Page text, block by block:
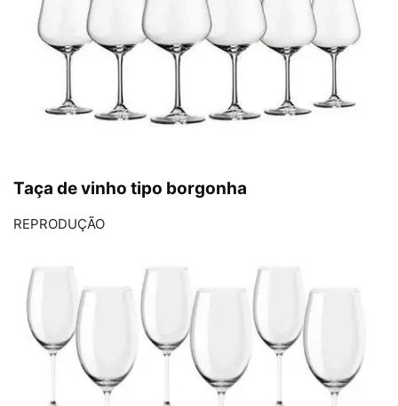
Taça de vinho tipo borgonha
REPRODUÇÃO